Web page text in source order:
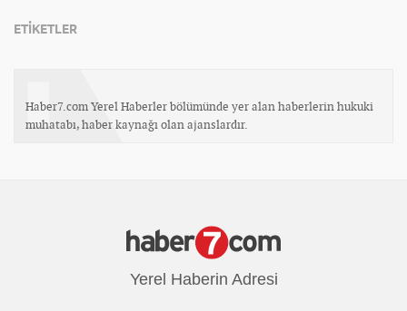
ETİKETLER
Haber7.com Yerel Haberler bölümünde yer alan haberlerin hukuki
muhatabı, haber kaynağı olan ajanslardır.
Yerel Haberin Adresi